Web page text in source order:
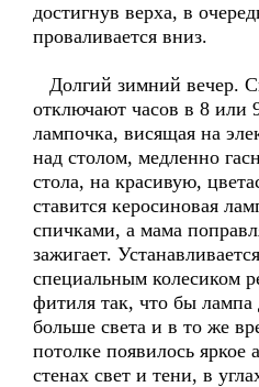
достигнув верха, в
проваливается вниз.
Долгий зимний вечер.
отключают часов в 8 или
лампочка, висящая на
над столом, медленно
стола, на красивую,
ставится керосиновая
спичками, а мама
зажигает.
специальным колесиком
фитиля так, что бы лампа
больше света и в то же
потолке появилось яркое
стенах свет и тени, в